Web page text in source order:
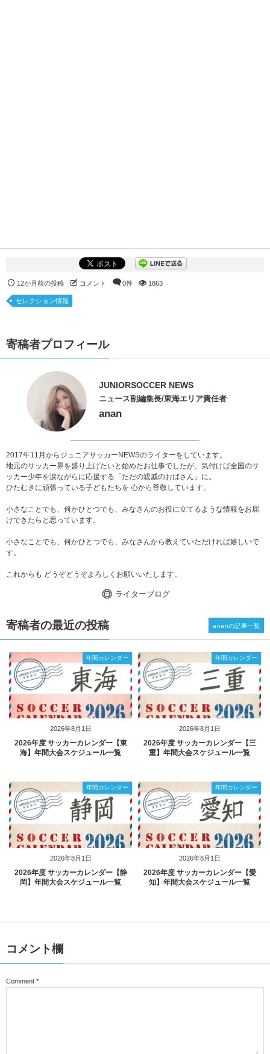
12か月前の投稿 コメント 0件 1863
セレクション情報
寄稿者プロフィール
JUNIORSOCCER NEWS
ニュース副編集長/東海エリア責任者
anan
2017年11月からジュニアサッカーNEWSのライターをしています。
地元のサッカー界を盛り上げたいと始めたお仕事でしたが、気付けば全国のサ
ッカー少年を涙ながらに応援する「ただの親戚のおばさん」に。
ひたむきに頑張っている子どもたちを 心から尊敬しています。
小さなことでも、何かひとつでも、みなさんのお役に立てるような情報をお届
けできたらと思っています。
小さなことでも、何かひとつでも、みなさんから教えていただければ嬉しいで
す。
これからも どうぞどうぞよろしくお願いいたします。
ライターブログ
寄稿者の最近の投稿
2026年8月1日
年間カレンダー
2026年度 サッカーカレンダー【東
海】年間大会スケジュール一覧
2026年8月1日
年間カレンダー
2026年度 サッカーカレンダー【三
重】年間大会スケジュール一覧
2026年8月1日
年間カレンダー
2026年度 サッカーカレンダー【静
岡】年間大会スケジュール一覧
2026年8月1日
年間カレンダー
2026年度 サッカーカレンダー【愛
知】年間大会スケジュール一覧
ananの記事一覧
コメント欄
Comment *